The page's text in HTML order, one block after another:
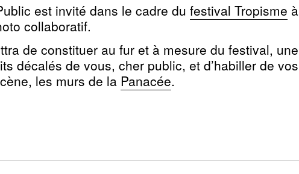
est invité dans le cadre du festival Tropisme à
collaboratif.
de constituer au fur et à mesure du festival, une
décalés de vous, cher public, et d’habiller de vos
les murs de la Panacée.